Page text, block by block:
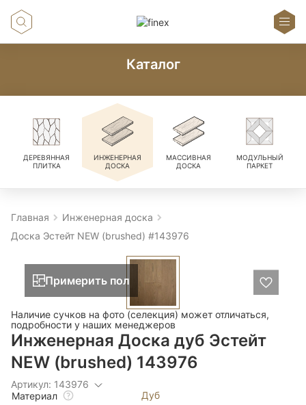
Каталог
ДЕРЕВЯННАЯ
ПЛИТКА
ИНЖЕНЕРНАЯ
ДОСКА
МАССИВНАЯ
ДОСКА
МОДУЛЬНЫЙ
ПАРКЕТ
Главная
Инженерная доска
Доска Эстейт NEW (brushed) #143976
Примерить пол
Наличие сучков на фото (селекция) может отличаться,
подробности у наших менеджеров
Инженерная Доска дуб Эстейт
NEW (brushed) 143976
Артикул: 143976
Материал
Дуб